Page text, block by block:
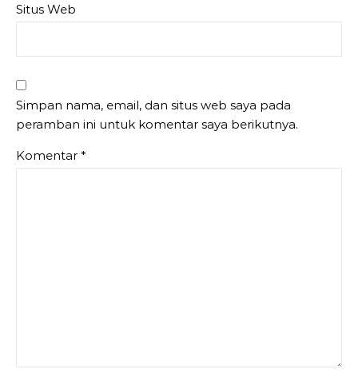
Situs Web
Simpan nama, email, dan situs web saya pada
peramban ini untuk komentar saya berikutnya.
Komentar *